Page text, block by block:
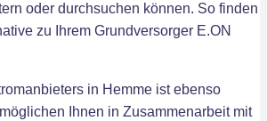
oder durchsuchen können. So finden
zu Ihrem Grundversorger E.ON
in Hemme ist ebenso
Ihnen in Zusammenarbeit mit